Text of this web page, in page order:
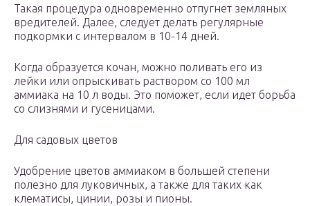
Такая процедура одновременно отпугнет земляных
вредителей. Далее, следует делать регулярные
подкормки с интервалом в 10-14 дней.
Когда образуется кочан, можно поливать его из
лейки или опрыскивать раствором со 100 мл
аммиака на 10 л воды. Это поможет, если идет борьба
со слизнями и гусеницами.
Для садовых цветов
Удобрение цветов аммиаком в большей степени
полезно для луковичных, а также для таких как
клематисы, цинии, розы и пионы.